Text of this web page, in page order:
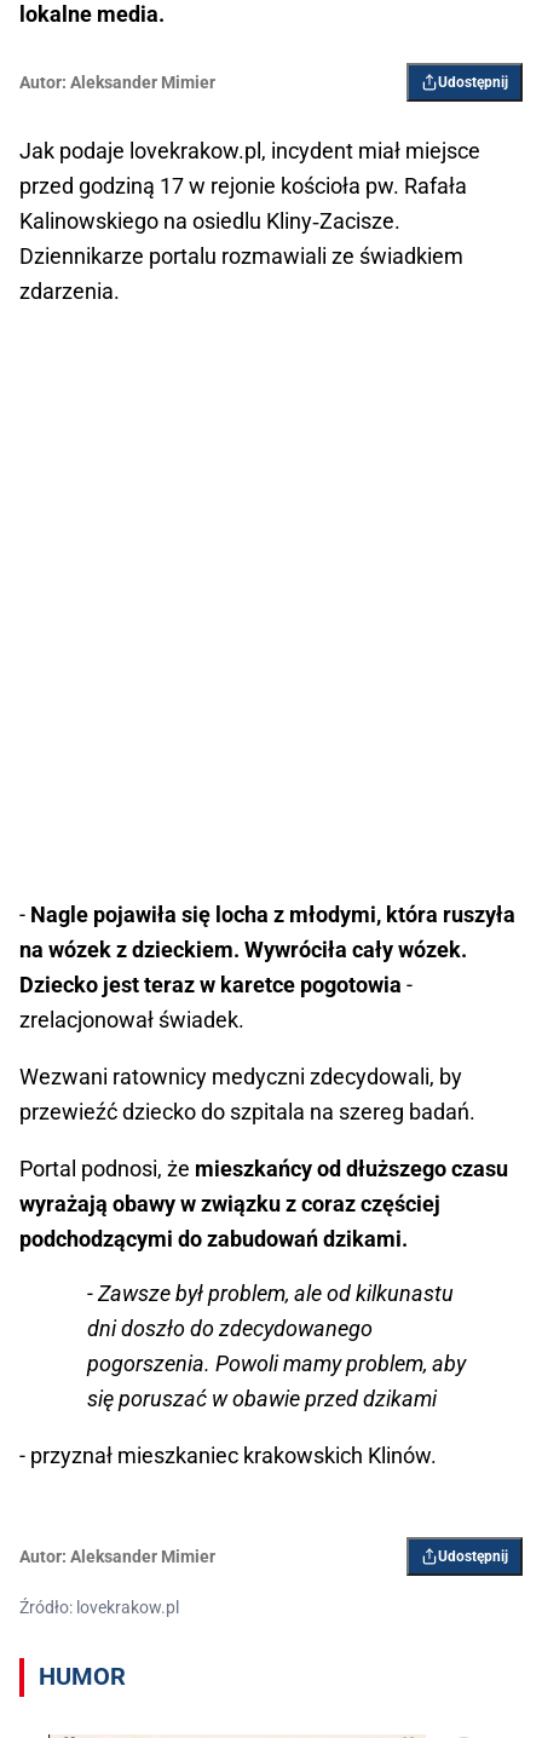
lokalne media.
Autor: Aleksander Mimier Udostępnij
Jak podaje lovekrakow.pl, incydent miał miejsce
przed godziną 17 w rejonie kościoła pw. Rafała
Kalinowskiego na osiedlu Kliny‑Zacisze.
Dziennikarze portalu rozmawiali ze świadkiem
zdarzenia.
- Nagle pojawiła się locha z młodymi, która ruszyła
na wózek z dzieckiem. Wywróciła cały wózek.
Dziecko jest teraz w karetce pogotowia -
zrelacjonował świadek.
Wezwani ratownicy medyczni zdecydowali, by
przewieźć dziecko do szpitala na szereg badań.
Portal podnosi, że mieszkańcy od dłuższego czasu
wyrażają obawy w związku z coraz częściej
podchodzącymi do zabudowań dzikami.
- Zawsze był problem, ale od kilkunastu
dni doszło do zdecydowanego
pogorszenia. Powoli mamy problem, aby
się poruszać w obawie przed dzikami
- przyznał mieszkaniec krakowskich Klinów.
Autor: Aleksander Mimier Udostępnij
Źródło: lovekrakow.pl
HUMOR